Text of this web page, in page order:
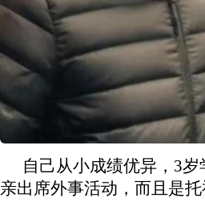
自己从小成绩优异，3
亲出席外事活动，而且是